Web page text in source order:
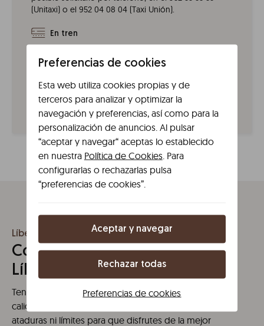
(Unitaxi) o el 952 04 08 04 (Taxi Unión).
En tren
excelentes, pues además de cercanías dispone
Zambrano. La proximidad al centro de la ciudad, en
apenas 10 minutos caminando, convierten a este
medio de transporte en una muy buena opción.
Líbere Málaga Teatro Romano
Comodidades y servicios en
Líbere Málaga Teatro Romano
Tenemos lo que necesitas para una estancia de gran
calidad. Una nueva forma de entender el espacio, sin
ataduras ni límites para que disfrutes de la mejor
Preferencias de cookies
Esta web utiliza cookies propias y de
terceros para analizar y optimizar la
navegación y preferencias, así como para la
personalización de anuncios. Al pulsar
“aceptar y navegar“ aceptas lo establecido
en nuestra Política de Cookies. Para
configurarlas o rechazarlas pulsa
“preferencias de cookies”.
Aceptar y navegar
Rechazar todas
Preferencias de cookies